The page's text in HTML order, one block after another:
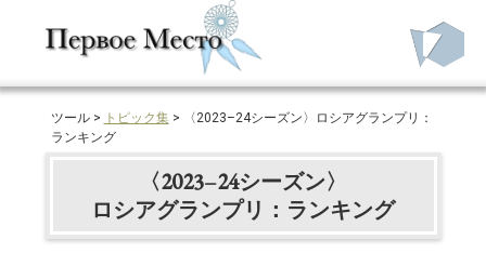
ツール > トピック集> 〈2023–24シーズン〉ロシアグランプリ：
ランキング
〈2023–24シーズン〉
ロシアグランプリ：ランキング